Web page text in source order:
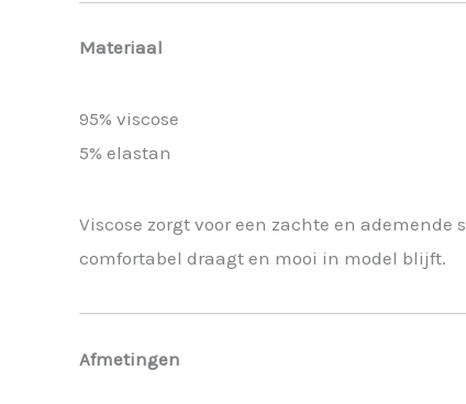
Materiaal
95% viscose
5% elastan
Viscose zorgt voor een zachte en
comfortabel draagt en mooi in model blijft.
Afmetingen